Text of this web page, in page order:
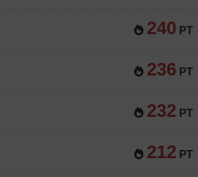
240 PT
236 PT
232 PT
212 PT